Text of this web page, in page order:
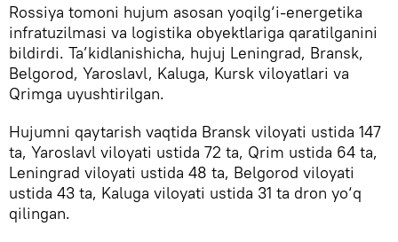
Rossiya tomoni hujum asosan yoqilg‘i-energetika
infratuzilmasi va logistika obyektlariga qaratilganini
bildirdi. Ta’kidlanishicha, hujuj Leningrad, Bransk,
Belgorod, Yaroslavl, Kaluga, Kursk viloyatlari va
Qrimga uyushtirilgan.
Hujumni qaytarish vaqtida Bransk viloyati ustida 147
ta, Yaroslavl viloyati ustida 72 ta, Qrim ustida 64 ta,
Leningrad viloyati ustida 48 ta, Belgorod viloyati
ustida 43 ta, Kaluga viloyati ustida 31 ta dron yo‘q
qilingan.